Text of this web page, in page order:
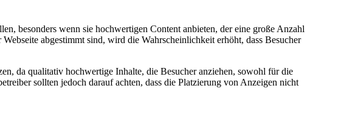
besonders wenn sie hochwertigen Content anbieten, der eine große Anzahl
abgestimmt sind, wird die Wahrscheinlichkeit erhöht, dass Besucher
da qualitativ hochwertige Inhalte, die Besucher anziehen, sowohl für die
sollten jedoch darauf achten, dass die Platzierung von Anzeigen nicht